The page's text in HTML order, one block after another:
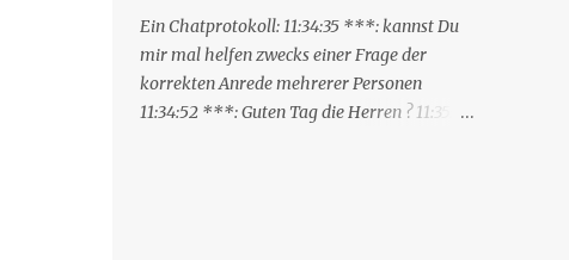
schickt, d.h. ein paar Parameter übergibt
(URL meines Eintrags, Kurzzitat meines
Beitrags). Praktisch muss man nichts
Anderes tun, als die TrackbackURL beim
Ein Chatprotokoll: 11:34:35 ***: kannst Du
mir mal helfen zwecks einer Frage der
korrekten Anrede mehrerer Personen
11:34:52 ***: Guten Tag die Herren ? 11:35:07